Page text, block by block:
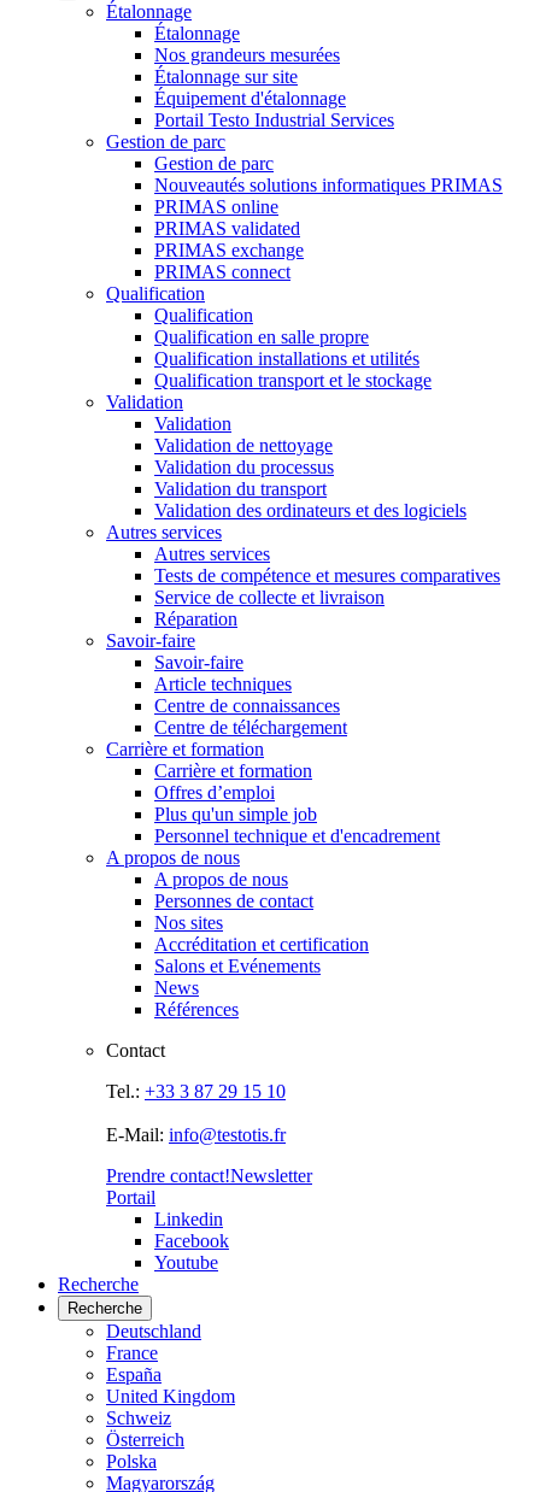
Étalonnage
Étalonnage
Nos grandeurs mesurées
Étalonnage sur site
Équipement d'étalonnage
Portail Testo Industrial Services
Gestion de parc
Gestion de parc
Nouveautés solutions informatiques PRIMAS
PRIMAS online
PRIMAS validated
PRIMAS exchange
PRIMAS connect
Qualification
Qualification
Qualification en salle propre
Qualification installations et utilités
Qualification transport et le stockage
Validation
Validation
Validation de nettoyage
Validation du processus
Validation du transport
Validation des ordinateurs et des logiciels
Autres services
Autres services
Tests de compétence et mesures comparatives
Service de collecte et livraison
Réparation
Savoir-faire
Savoir-faire
Article techniques
Centre de connaissances
Centre de téléchargement
Carrière et formation
Carrière et formation
Offres d’emploi
Plus qu'un simple job
Personnel technique et d'encadrement
A propos de nous
A propos de nous
Personnes de contact
Nos sites
Accréditation et certification
Salons et Evénements
News
Références
Contact
Tel.: +33 3 87 29 15 10
E-Mail: info@testotis.fr
Prendre contact!Newsletter
Portail
Linkedin
Facebook
Youtube
Recherche
Recherche
Deutschland
France
España
United Kingdom
Schweiz
Österreich
Polska
Magyarország